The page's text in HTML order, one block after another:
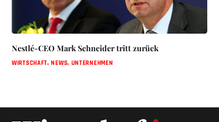
Nestlé-CEO Mark Schneider tritt zurück
WIRTSCHAFT,NEWS, UNTERNEHMEN